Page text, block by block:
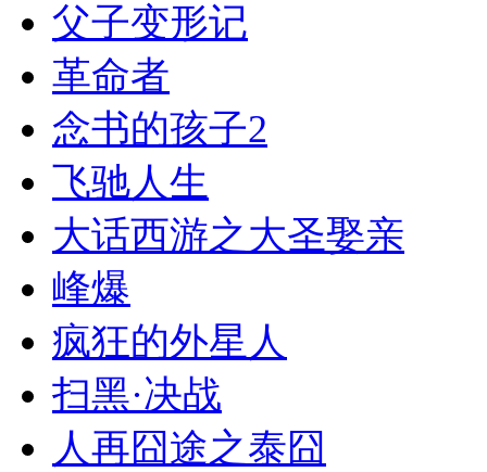
父子变形记
革命者
念书的孩子2
飞驰人生
大话西游之大圣娶亲
峰爆
疯狂的外星人
扫黑·决战
人再囧途之泰囧